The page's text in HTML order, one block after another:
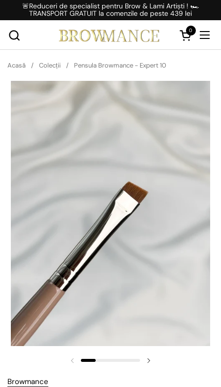
Salt la conținut
🚨Reduceri de specialist pentru Brow & Lami Artiști ! 🏎️
TRANSPORT GRATUIT la comenzile de peste 439 lei
Deschideți
0
Acasă / Colecții / Pensula Browmance - Expert 10
Browmance